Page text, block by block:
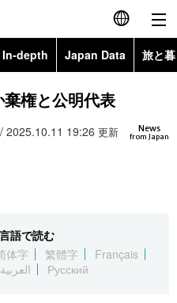
English
简体字
繁體字
العربية
In-depth Japan Data 旅と
Topics
Images
お知らせ
権と公明代表
News
from Japan
2025.10.11 19:26 更新
語で読む
体字 繁體字
Français
العربية Русский